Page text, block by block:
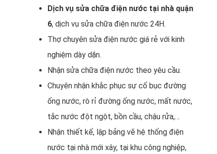
Dịch vụ sửa chữa điện nước tại nhà quận
6, dịch vụ sửa chữa điện nước 24H.
Thợ chuyên sửa điện nước giá rẻ với kinh
nghiệm dày dặn.
Nhận sửa chữa điện nước theo yêu cầu.
Chuyên nhận khắc phục sự cố bục đường
ống nước, rò rỉ đường ống nước, mất nước,
tắc nước đột ngột, bồn cầu, chậu rửa,…
Nhận thiết kế, lập bảng vẽ hệ thống điện
nước tại nhà mới xây, tại khu công nghiệp,